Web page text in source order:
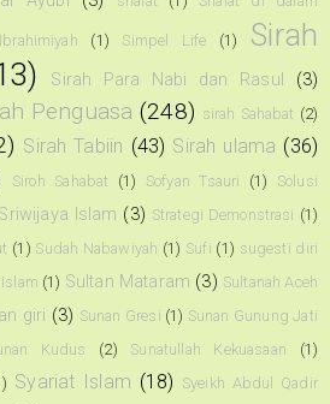
(1) Simpel Life (1)
Sirah
Sirah Para Nabi dan Rasul
(3)
Penguasa (248) sirah Sahabat (2)
Sirah Tabiin (43) Sirah ulama (36)
Siroh Sahabat (1) Sofyan Tsauri (1)
Solusi
Sriwijaya Islam (3) Strategi Demonstrasi (1)
(1) Sudah Nabawiyah (1) Sufi (1) sugesti diri
(1) Sultan Mataram (3) Sultanah Aceh
giri (3) Sunan Gresi (1) Sunan Gunung Jati
Kudus (2) Sunatullah Kekuasaan
(1)
Syariat Islam (18) Syeikh Abdul Qadir